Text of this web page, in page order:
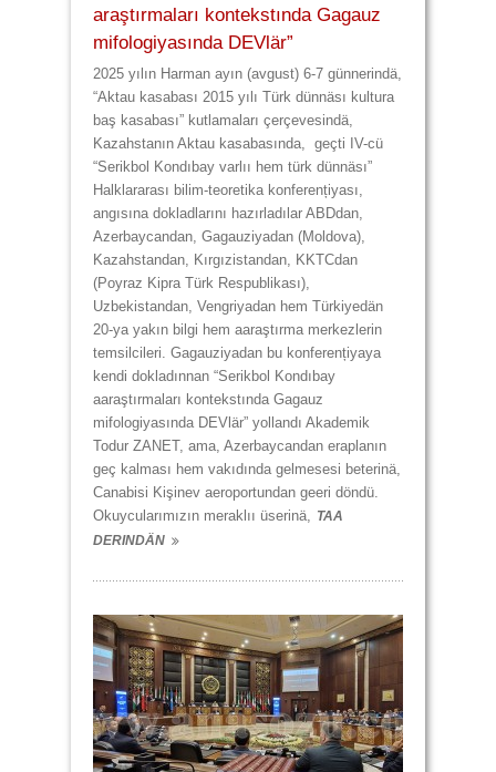
araştırmaları kontekstında Gagauz
mifologiyasında DEVlär”
2025 yılın Harman ayın (avgust) 6-7 günnerindä,
“Aktau kasabası 2015 yılı Türk dünnäsı kultura
baş kasabası” kutlamaları çerçevesindä,
Kazahstanın Aktau kasabasında, geçti IV-cü
“Serikbol Kondıbay varlıı hem türk dünnäsı”
Halklararası bilim-teoretika konferențiyası,
angısına dokladlarını hazırladılar ABDdan,
Azerbaycandan, Gagauziyadan (Moldova),
Kazahstandan, Kırgızistandan, KKTCdan
(Poyraz Kipra Türk Respublikası),
Uzbekistandan, Vengriyadan hem Türkiyedän
20-ya yakın bilgi hem aaraştırma merkezlerin
temsilcileri. Gagauziyadan bu konferențiyaya
kendi dokladınnan “Serikbol Kondıbay
aaraştırmaları kontekstında Gagauz
mifologiyasında DEVlär” yollandı Akademik
Todur ZANET, ama, Azerbaycandan eraplanın
geç kalması hem vakıdında gelmesesi beterinä,
Canabisi Kişinev aeroportundan geeri döndü.
Okuycularımızın meraklıı üserinä, TAA
DERINDÄN